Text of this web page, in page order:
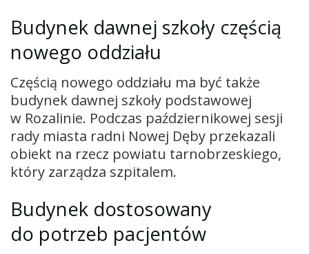
Budynek dawnej szkoły częścią
nowego oddziału
Częścią nowego oddziału ma być także
budynek dawnej szkoły podstawowej
w Rozalinie. Podczas październikowej sesji
rady miasta radni Nowej Dęby przekazali
obiekt na rzecz powiatu tarnobrzeskiego,
który zarządza szpitalem.
Budynek dostosowany
do potrzeb pacjentów